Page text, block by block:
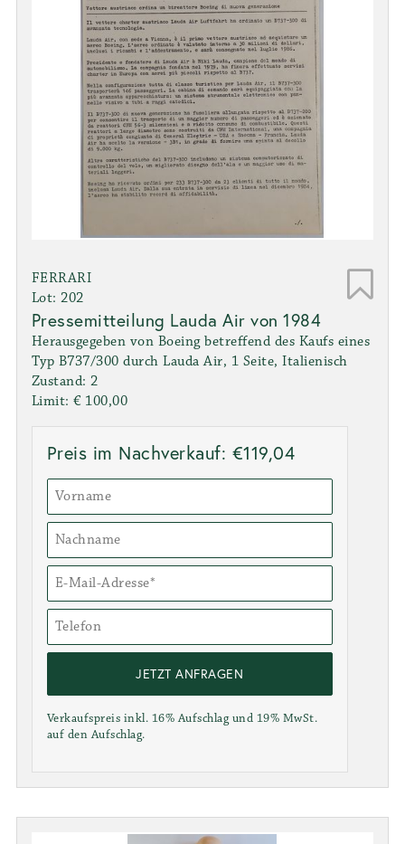
FERRARI
Lot: 202
Pressemitteilung Lauda Air von 1984
Herausgegeben von Boeing betreffend des Kaufs eines
Typ B737/300 durch Lauda Air, 1 Seite, Italienisch
Zustand: 2
Limit: € 100,00
Preis im Nachverkauf: €119,04
JETZT ANFRAGEN
Verkaufspreis inkl. 16% Aufschlag und 19% MwSt.
auf den Aufschlag.